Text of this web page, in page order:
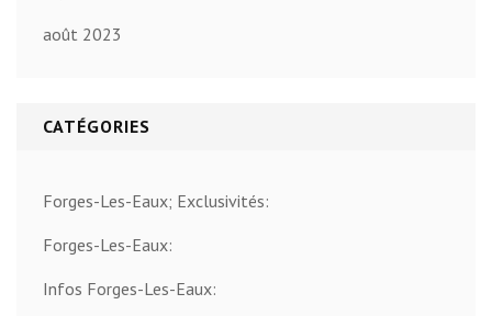
août 2023
CATÉGORIES
Forges-Les-Eaux; Exclusivités:
Forges-Les-Eaux:
Infos Forges-Les-Eaux: